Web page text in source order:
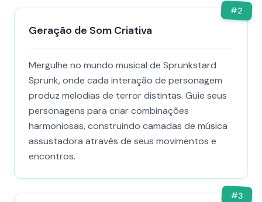
#2
Geração de Som Criativa
Mergulhe no mundo musical de Sprunkstard
Sprunk, onde cada interação de personagem
produz melodias de terror distintas. Guie seus
personagens para criar combinações
harmoniosas, construindo camadas de música
assustadora através de seus movimentos e
encontros.
#3